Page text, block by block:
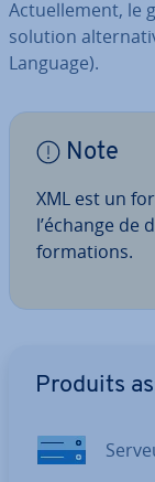
Ac­tuel­le­ment, le
solution
Language).
Note
XML est un
l’échange de
for­ma­tions.
Produits